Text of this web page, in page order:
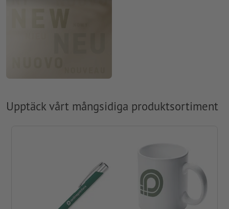
Upptäck vårt mångsidiga produktsortiment